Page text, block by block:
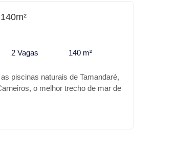
2 Vagas 140 m²
piscinas naturais de Tamandaré,
o melhor trecho de mar de